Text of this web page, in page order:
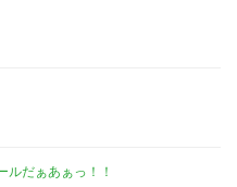
だぁあぁっ！！